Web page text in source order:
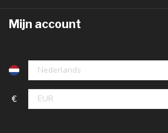
Mijn account
€